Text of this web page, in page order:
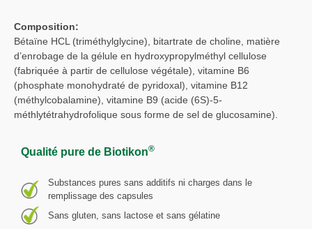
Composition:
Bétaïne HCL (triméthylglycine), bitartrate de choline, matière
d’enrobage de la gélule en hydroxypropylméthyl cellulose
(fabriquée à partir de cellulose végétale), vitamine B6
(phosphate monohydraté de pyridoxal), vitamine B12
(méthylcobalamine), vitamine B9 (acide (6S)-5-
méthlytétrahydrofolique sous forme de sel de glucosamine).
Qualité pure de Biotikon®
Substances pures sans additifs ni charges dans le
remplissage des capsules
Sans gluten, sans lactose et sans gélatine